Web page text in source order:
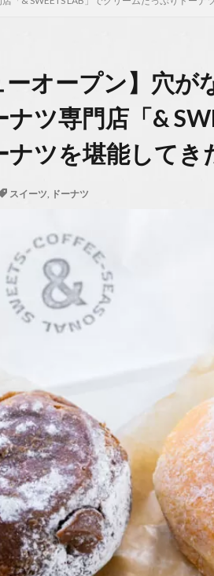
ーオープン】穴
ツ専門店「&
ツを堪能してき
スイーツ, ドーナツ